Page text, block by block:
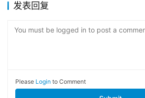
发表回复
You must be logged in to post a
Please Login to Comment